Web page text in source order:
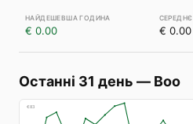
€ 0.00 € 0.00
Останні 31 день — Boo
€83